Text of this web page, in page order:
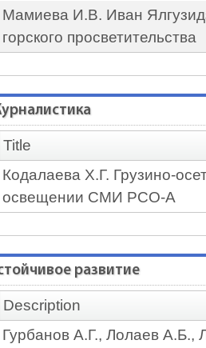
Мамиева И.В. Иван
горского просветительства
Title
Кодалаева Х.Г. Грузино-
освещении СМИ РСО-А
развитие
Description
Гурбанов А.Г., Лолаев А.Б.,